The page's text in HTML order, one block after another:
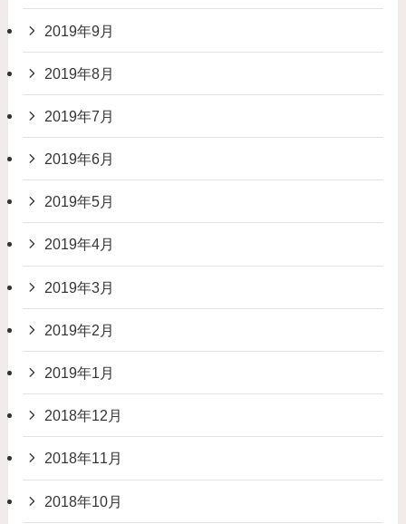
2019年9月
2019年8月
2019年7月
2019年6月
2019年5月
2019年4月
2019年3月
2019年2月
2019年1月
2018年12月
2018年11月
2018年10月